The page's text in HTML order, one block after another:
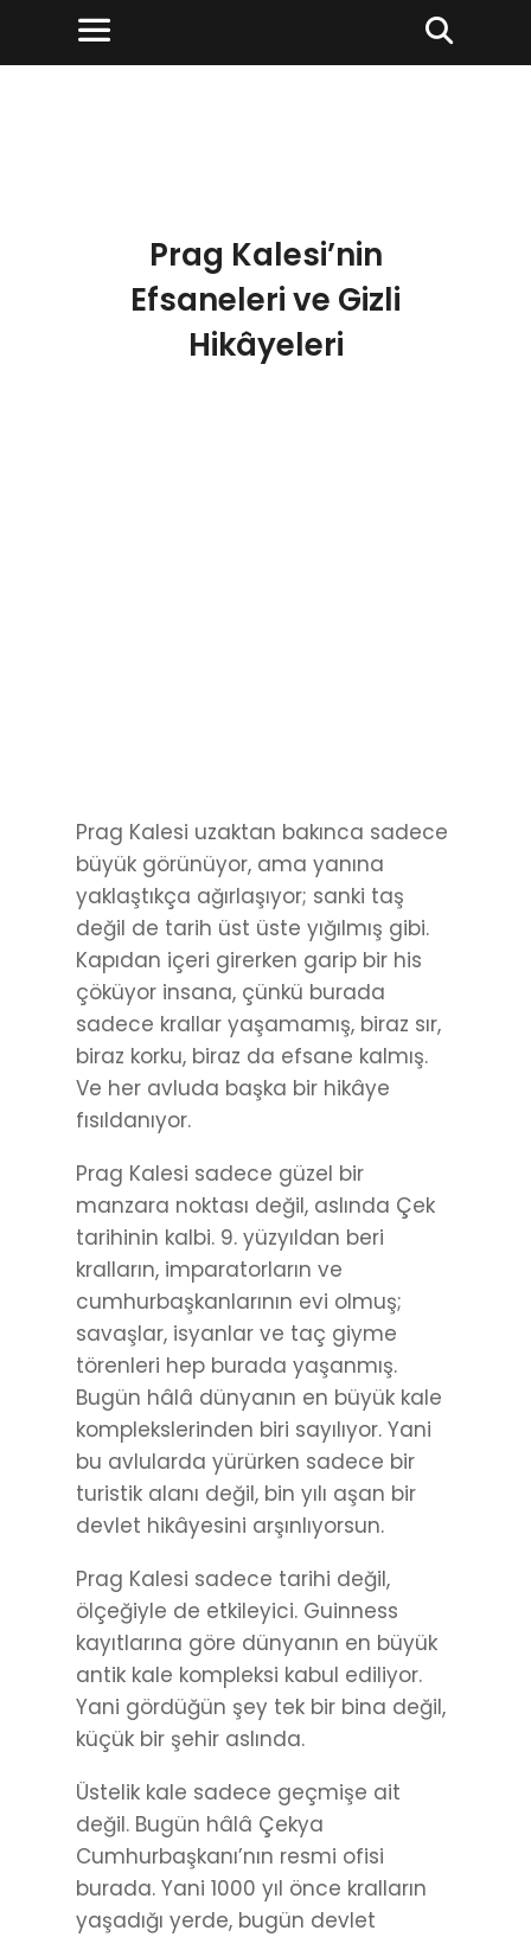
Prag Kalesi’nin
Efsaneleri ve Gizli
Hikâyeleri
Prag Kalesi uzaktan bakınca sadece
büyük görünüyor, ama yanına
yaklaştıkça ağırlaşıyor; sanki taş
değil de tarih üst üste yığılmış gibi.
Kapıdan içeri girerken garip bir his
çöküyor insana, çünkü burada
sadece krallar yaşamamış, biraz sır,
biraz korku, biraz da efsane kalmış.
Ve her avluda başka bir hikâye
fısıldanıyor.
Prag Kalesi sadece güzel bir
manzara noktası değil, aslında Çek
tarihinin kalbi. 9. yüzyıldan beri
kralların, imparatorların ve
cumhurbaşkanlarının evi olmuş;
savaşlar, isyanlar ve taç giyme
törenleri hep burada yaşanmış.
Bugün hâlâ dünyanın en büyük kale
komplekslerinden biri sayılıyor. Yani
bu avlularda yürürken sadece bir
turistik alanı değil, bin yılı aşan bir
devlet hikâyesini arşınlıyorsun.
Prag Kalesi sadece tarihi değil,
ölçeğiyle de etkileyici. Guinness
kayıtlarına göre dünyanın en büyük
antik kale kompleksi kabul ediliyor.
Yani gördüğün şey tek bir bina değil,
küçük bir şehir aslında.
Üstelik kale sadece geçmişe ait
değil. Bugün hâlâ Çekya
Cumhurbaşkanı’nın resmi ofisi
burada. Yani 1000 yıl önce kralların
yaşadığı yerde, bugün devlet